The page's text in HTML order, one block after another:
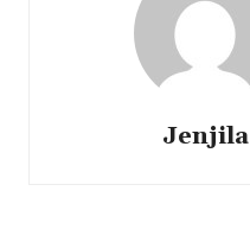
Jenjila